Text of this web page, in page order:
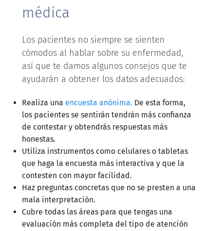
médica
Los pacientes no siempre se sienten
cómodos al hablar sobre su enfermedad,
así que te damos algunos consejos que te
ayudarán a obtener los datos adecuados:
Realiza una encuesta anónima. De esta forma,
los pacientes se sentirán tendrán más confianza
de contestar y obtendrás respuestas más
honestas.
Utiliza instrumentos como celulares o tabletas
que haga la encuesta más interactiva y que la
contesten con mayor facilidad.
Haz preguntas concretas que no se presten a una
mala interpretación.
Cubre todas las áreas para que tengas una
evaluación más completa del tipo de atención